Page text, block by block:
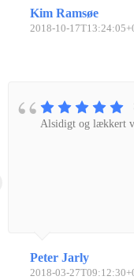
Kim Ramsøe
2018-10-
Alsidigt og lækkert
Peter Jarly
2018-03-